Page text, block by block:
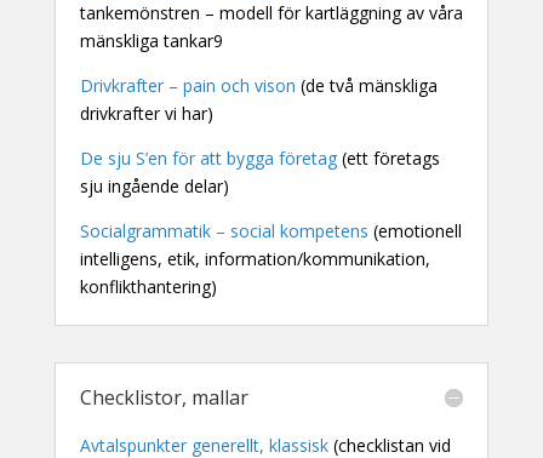
tankemönstren – modell för kartläggning av våra
mänskliga tankar9
Drivkrafter – pain och vison (de två mänskliga
drivkrafter vi har)
De sju S’en för att bygga företag(ett företags
sju ingående delar)
Socialgrammatik – social kompetens (emotionell
intelligens, etik, information/kommunikation,
konflikthantering)
Checklistor, mallar
Avtalspunkter generellt, klassisk(checklistan vid